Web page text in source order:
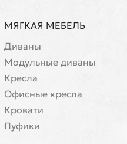
МЯГКАЯ МЕБЕЛЬ
Диваны
Модульные диваны
Кресла
Офисные кресла
Кровати
Пуфики